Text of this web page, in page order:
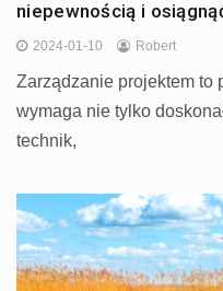
niepewnością i
2024-01-10 Robert
Zarządzanie projektem to
wymaga nie tylko
technik,